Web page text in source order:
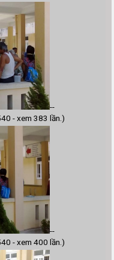
--
- xem 383 lần.)
--
- xem 400 lần.)